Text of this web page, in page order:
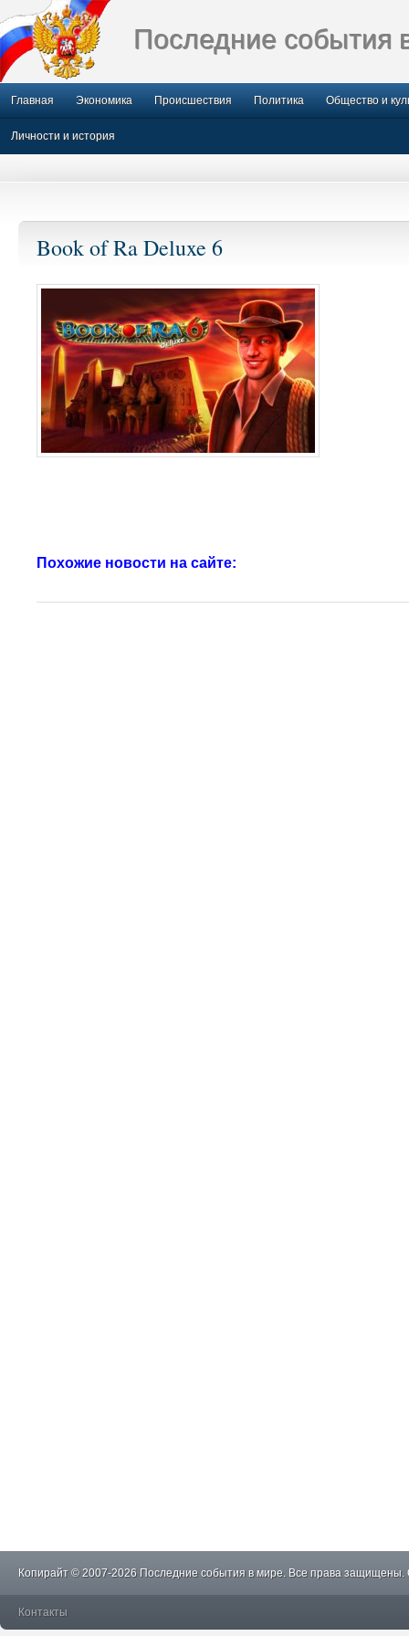
Последние события
Главная Экономика Происшествия Политика Общество и
Личности и история
Book of Ra Deluxe 6
Похожие новости на сайте:
Копирайт © 2007-2026 Последние события в мире. Все права защищены.
Контакты